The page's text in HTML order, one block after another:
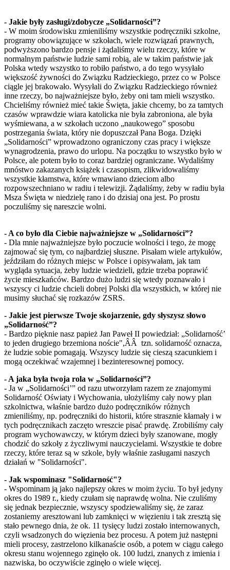
- Jakie były zasługi/zdobycze „Solidarności”?
- W moim środowisku zmieniliśmy wszystkie podręczniki szkolne,
programy obowiązujące w szkołach, wiele rozwiązań prawnych,
podwyższono bardzo pensje i żądaliśmy wielu rzeczy, które w
normalnym państwie ludzie sami robią, ale w takim państwie jak
Polska wtedy wszystko to robiło państwo, a do tego wysyłało
większość żywności do Związku Radzieckiego, przez co w Polsce
ciągle jej brakowało. Wysyłali do Związku Radzieckiego również
inne rzeczy, bo najważniejsze było, żeby oni tam mieli wszystko.
Chcieliśmy również mieć takie Święta, jakie chcemy, bo za tamtych
czasów wprawdzie wiara katolicka nie była zabroniona, ale była
wyśmiewana, a w szkołach uczono „naukowego” sposobu
postrzegania świata, który nie dopuszczał Pana Boga. Dzięki
„Solidarności” wprowadzono ograniczony czas pracy i większe
wynagrodzenia, prawo do urlopu. Na początku to wszystko było w
Polsce, ale potem było to coraz bardziej ograniczane. Wydaliśmy
mnóstwo zakazanych książek i czasopism, zlikwidowaliśmy
wszystkie kłamstwa, które wmawiano dzieciom albo
rozpowszechniano w radiu i telewizji. Żądaliśmy, żeby w radiu była
Msza Święta w niedzielę rano i do dzisiaj ona jest. Po prostu
poczuliśmy się nareszcie wolni.
- A co było dla Ciebie najważniejsze w „Solidarności”?
- Dla mnie najważniejsze było poczucie wolności i tego, że mogę
zajmować się tym, co najbardziej słuszne. Pisałam wiele artykułów,
jeździłam do różnych miejsc w Polsce i opisywałam, jak tam
wygląda sytuacja, żeby ludzie wiedzieli, gdzie trzeba poprawić
życie mieszkańców. Bardzo dużo ludzi się wtedy poznawało i
wszyscy ci ludzie chcieli dobrej Polski dla wszystkich, w której nie
musimy słuchać się rozkazów ZSRS.
- Jakie jest pierwsze Twoje skojarzenie, gdy słyszysz słowo
„Solidarność”?
- Bardzo pięknie nasz papież Jan Paweł II powiedział: „Solidarność’
to jeden drugiego brzemiona noście",ÂÂ tzn. solidarność oznacza,
że ludzie sobie pomagają. Wszyscy ludzie się cieszą szacunkiem i
mogą oczekiwać wzajemnej i bezinteresownej pomocy.
- A jaka była twoja rola w „Solidarności”?
- Ja w „Solidarności’” od razu utworzyłam razem ze znajomymi
Solidarność Oświaty i Wychowania, ułożyliśmy cały nowy plan
szkolnictwa, właśnie bardzo dużo podręczników różnych
zmieniliśmy, np. podręczniki do historii, które strasznie kłamały i w
tych podręcznikach zaczęto wreszcie pisać prawdę. Zrobiliśmy cały
program wychowawczy, w którym dzieci były szanowane, mogły
chodzić do szkoły z życzliwymi nauczycielami. Wszystkie te dobre
rzeczy, które teraz są w szkole, były właśnie zasługami naszych
działań w "Solidarności".
- Jak wspominasz "Solidarność"?
- Wspominam ją jako najlepszy okres w moim życiu. To był jedyny
okres do 1989 r., kiedy czułam się naprawdę wolna. Nie czuliśmy
się jednak bezpiecznie, wszyscy spodziewaliśmy się, że zaraz
zostaniemy aresztowani lub zamknięci w więzieniu i tak zresztą się
stało pewnego dnia, że ok. 11 tysięcy ludzi zostało internowanych,
czyli wsadzonych do więzienia bez procesu. A potem już następni
mieli procesy, zastrzelono kilkanaście osób, a potem w ciągu całego
okresu stanu wojennego zginęło ok. 100 ludzi, znanych z imienia i
nazwiska, bo oczywiście zginęło o wiele więcej.